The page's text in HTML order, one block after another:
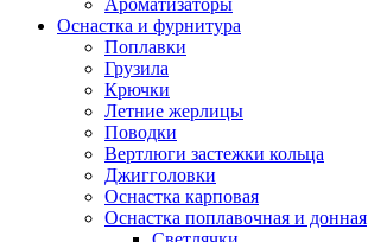
Ароматизаторы
Оснастка и фурнитура
Поплавки
Грузила
Крючки
Летние жерлицы
Поводки
Вертлюги застежки кольца
Джигголовки
Оснастка карповая
Оснастка поплавочная и донная